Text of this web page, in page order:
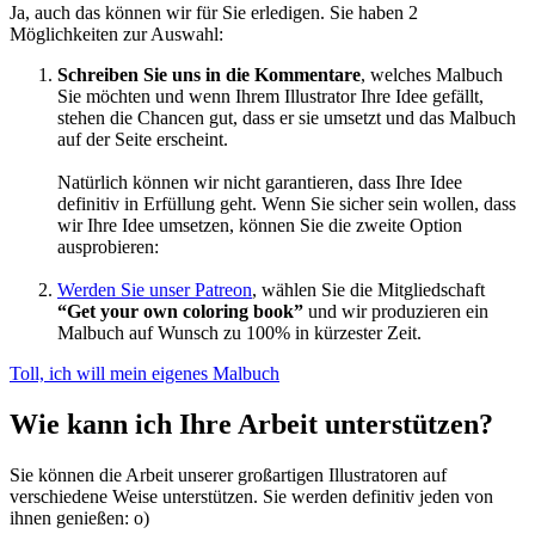
Ja, auch das können wir für Sie erledigen. Sie haben 2
Möglichkeiten zur Auswahl:
Schreiben Sie uns in die Kommentare, welches Malbuch
Sie möchten und wenn Ihrem Illustrator Ihre Idee gefällt,
stehen die Chancen gut, dass er sie umsetzt und das Malbuch
auf der Seite erscheint.
Natürlich können wir nicht garantieren, dass Ihre Idee
definitiv in Erfüllung geht. Wenn Sie sicher sein wollen, dass
wir Ihre Idee umsetzen, können Sie die zweite Option
ausprobieren:
Werden Sie unser Patreon, wählen Sie die Mitgliedschaft
“Get your own coloring book” und wir produzieren ein
Malbuch auf Wunsch zu 100% in kürzester Zeit.
Toll, ich will mein eigenes Malbuch
Wie kann ich Ihre Arbeit unterstützen?
Sie können die Arbeit unserer großartigen Illustratoren auf
verschiedene Weise unterstützen. Sie werden definitiv jeden von
ihnen genießen: o)